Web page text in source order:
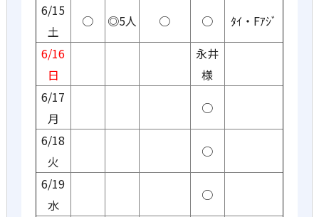
6/15
土
○ ◎5人 ○ ○
ﾀｲ・Fｱｼﾞ
6/16
日
永井
様
6/17
月
○
6/18
火
○
6/19
水
○